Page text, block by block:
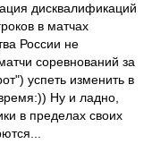
дисквалификаций
в матчах
России не
соревнований за
успеть изменить в
Ну и ладно,
в пределах своих